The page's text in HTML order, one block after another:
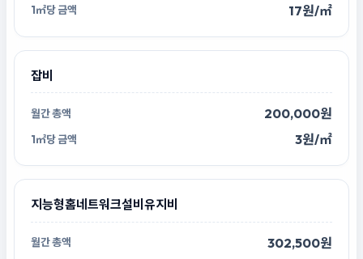
17원/㎡
잡비
200,000원
3원/㎡
지능형홈네트워크설비유지비
302,500원